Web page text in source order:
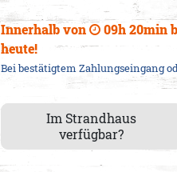
Innerhalb von 09h 20min
heute!
Bei bestätigtem Zahlungseingang
Im Strandhaus
verfügbar?